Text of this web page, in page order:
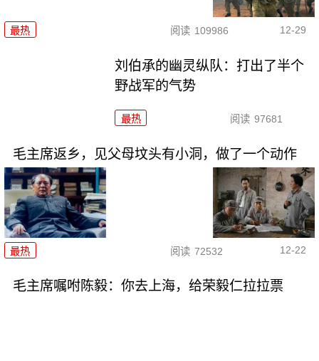
最热 阅读 109986 12-29
刘伯承的幽灵纵队：打出了半个
野战军的气势
最热 阅读 97681
毛主席返乡，见父母坟头有小洞，做了一个动作
最热 阅读 72532 12-22
毛主席嘱咐陈毅：你去上海，给荣毅仁拉拉票